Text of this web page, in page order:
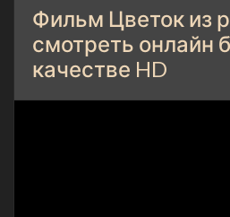
Фильм Цветок из
смотреть онлайн
качестве HD